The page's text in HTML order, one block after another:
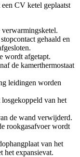
CV ketel geplaatst
gehaald en
wordt afgetapt.
de kamerthermostaat
leidingen worden
van het
de wand verwijderd.
rookgasafvoer wordt
van het
het expansievat.